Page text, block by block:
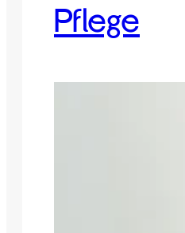
Pflege